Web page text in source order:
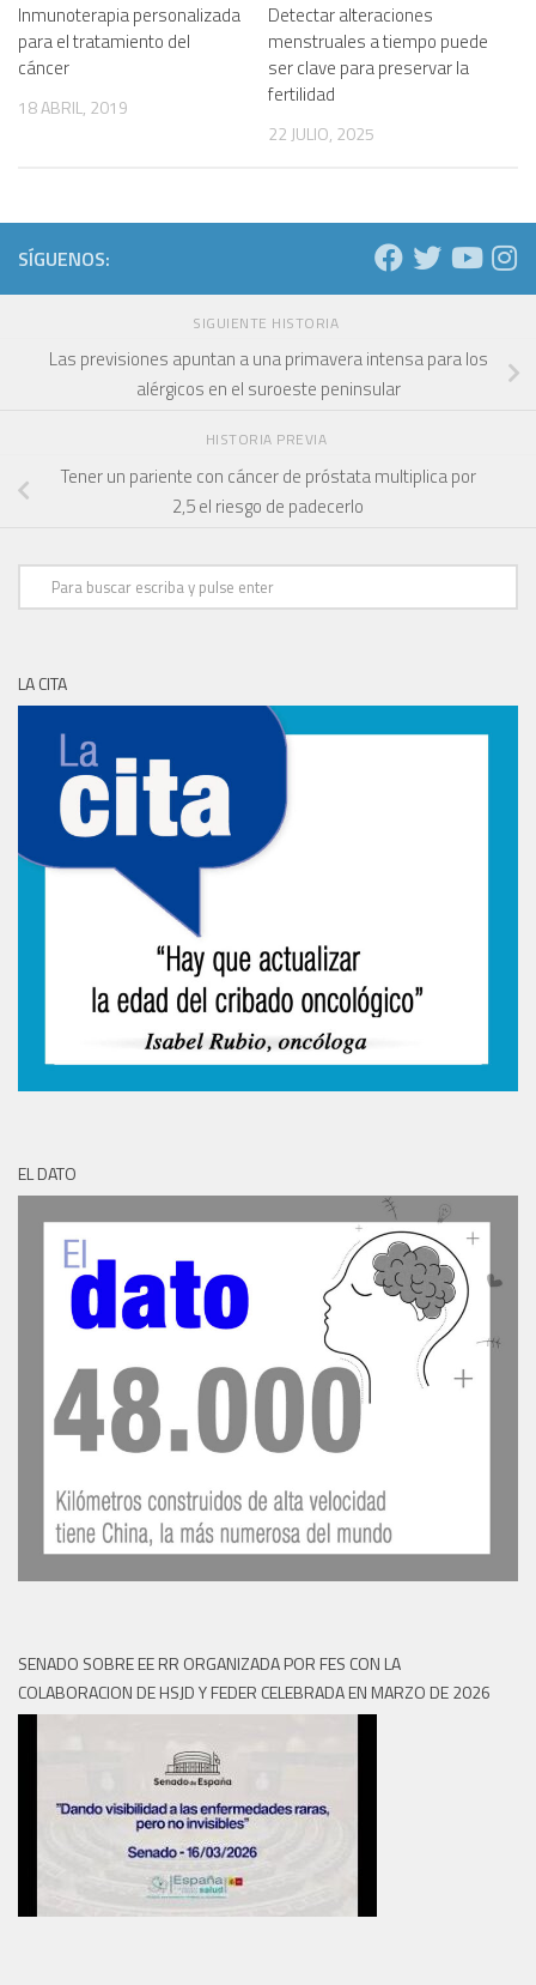
Inmunoterapia personalizada
para el tratamiento del
cáncer
18 ABRIL, 2019
Detectar alteraciones
menstruales a tiempo puede
ser clave para preservar la
fertilidad
22 JULIO, 2025
SÍGUENOS:
SIGUIENTE HISTORIA
Las previsiones apuntan a una primavera intensa para los
alérgicos en el suroeste peninsular
HISTORIA PREVIA
Tener un pariente con cáncer de próstata multiplica por
2,5 el riesgo de padecerlo
LA CITA
EL DATO
SENADO SOBRE EE RR ORGANIZADA POR FES CON LA
COLABORACION DE HSJD Y FEDER CELEBRADA EN MARZO DE 2026